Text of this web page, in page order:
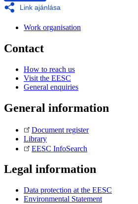
Link ajánlása
Work organisation
Contact
How to reach us
Visit the EESC
General enquiries
General information
Document register
Library
EESC InfoSearch
Legal information
Data protection at the EESC
Environmental Statement